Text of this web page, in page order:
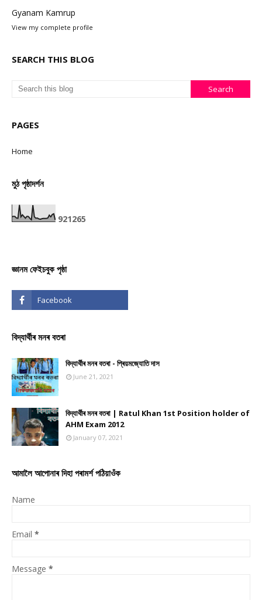
Gyanam Kamrup
View my complete profile
SEARCH THIS BLOG
PAGES
Home
মুঠ পৃষ্ঠাদৰ্শন
921265
জ্ঞানম ফেইচবুক পৃষ্ঠা
বিদ্যাৰ্থীৰ মনৰ বতৰা
বিদ্যাৰ্থীৰ মনৰ বতৰা - প্ৰিয়মজ্যোতি দাস
June 21, 2021
বিদ্যাৰ্থীৰ মনৰ বতৰা | Ratul Khan 1st Position holder of
AHM Exam 2012
January 07, 2021
আমালৈ আপোনাৰ দিহা পৰামৰ্শ পঠিয়াওঁক
Name
Email *
Message *